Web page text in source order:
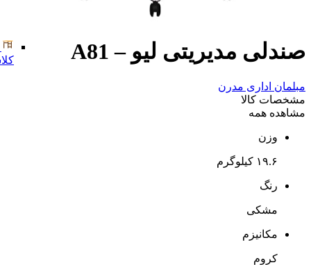
صندلی مدیریتی لیو – A81
مبلمان اداری مدرن
مشخصات کالا
مشاهده همه
وزن
۱۹.۶ کیلوگرم
رنگ
مشکی
مکانیزم
کروم